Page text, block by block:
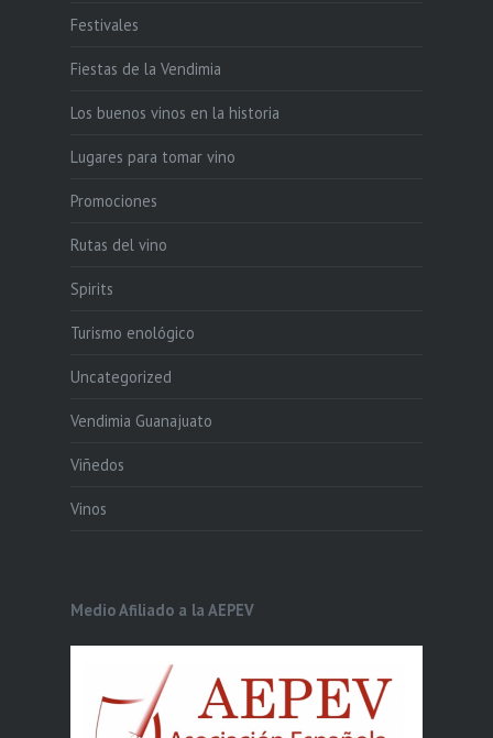
Festivales
Fiestas de la Vendimia
Los buenos vinos en la historia
Lugares para tomar vino
Promociones
Rutas del vino
Spirits
Turismo enológico
Uncategorized
Vendimia Guanajuato
Viñedos
Vinos
Medio Afiliado a la AEPEV